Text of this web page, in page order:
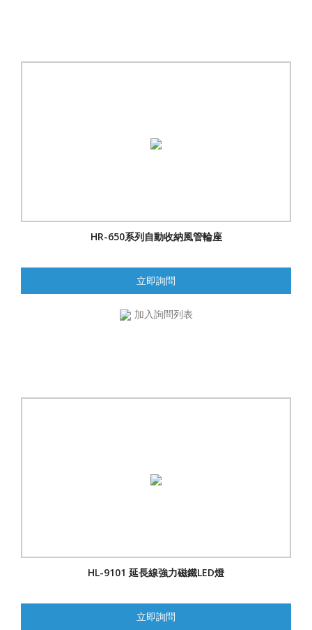
HR-650系列自動收納風管輪座
立即詢問
加入詢問列表
HL-9101 延長線強力磁鐵LED燈
立即詢問